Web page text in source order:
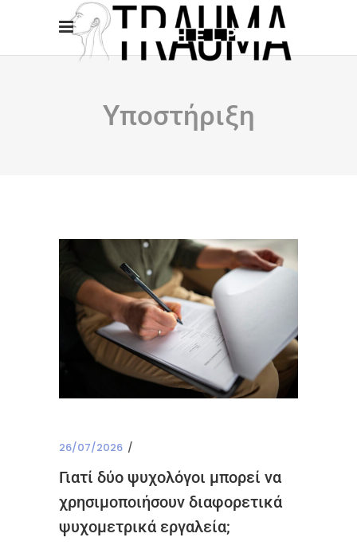
Υποστήριξη
26/07/2026
Γιατί δύο ψυχολόγοι μπορεί να
χρησιμοποιήσουν διαφορετικά
ψυχομετρικά εργαλεία;